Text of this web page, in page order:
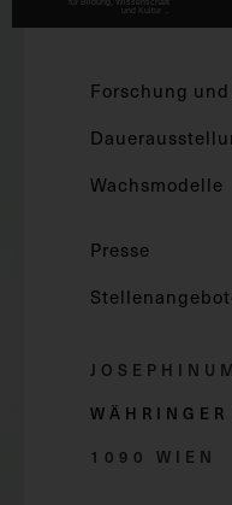
Forschung
Wachsmodelle
Presse
JOSEPHINUM
1090 WIEN